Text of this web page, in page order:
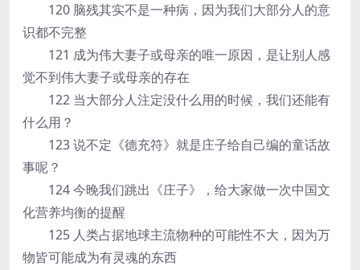
120 脑残其实不是一种病，因为我们大部分人的意
识都不完整
121 成为伟大妻子或母亲的唯一原因，是让别人感
觉不到伟大妻子或母亲的存在
122 当大部分人注定没什么用的时候，我们还能有
什么用？
123 说不定《德充符》就是庄子给自己编的童话故
事呢？
124 今晚我们跳出《庄子》，给大家做一次中国文
化营养均衡的提醒
125 人类占据地球主流物种的可能性不大，因为万
物皆可能成为有灵魂的东西